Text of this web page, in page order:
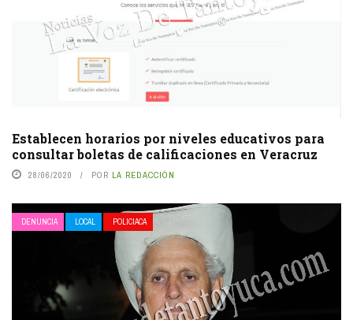
Establecen horarios por niveles educativos para
consultar boletas de calificaciones en Veracruz
28/06/2020 POR LA REDACCIÓN
DENUNCIA LOCAL POLICIACA